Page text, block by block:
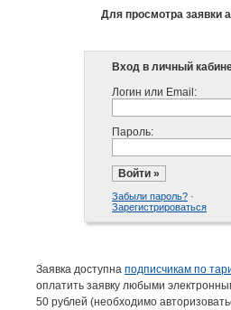
Для просмотра заявки
Вход в личный
Логин или Email:
Пароль:
Забыли пароль? ·
Зарегистрироваться
Заявка доступна подписчикам по
оплатить заявку любыми
50 рублей (необходимо